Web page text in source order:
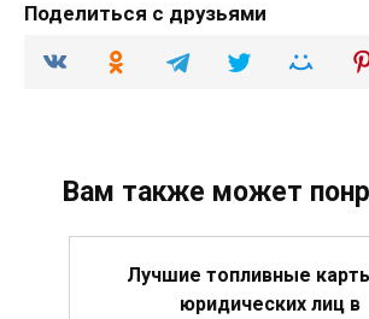
Поделиться с друзьями
Вам также может
Лучшие топливные
юридических лиц в